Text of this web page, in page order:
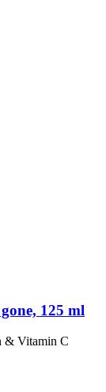
125 ml
& Vitamin C